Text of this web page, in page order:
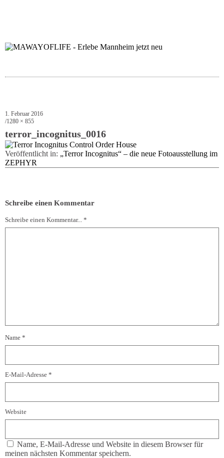
1. Februar 2016
1280 × 855
terror_incognitus_0016
Veröffentlicht in: „Terror Incognitus“ – die neue Fotoausstellung im
ZEPHYR
Schreibe einen Kommentar
Schreibe einen Kommentar... *
Name *
E-Mail-Adresse *
Website
Name, E-Mail-Adresse und Website in diesem Browser für
meinen nächsten Kommentar speichern.